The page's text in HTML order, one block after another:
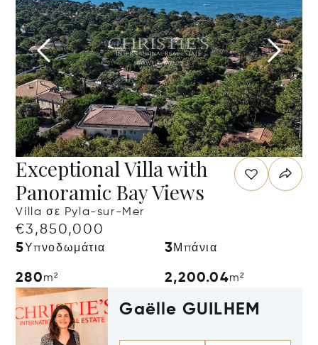
Exceptional Villa with
Panoramic Bay Views
Villa σε Pyla-sur-Mer
€3,850,000
5 Υπνοδωμάτια 3 Μπάνια
280m² 2,200.04m²
Gaëlle GUILHEM